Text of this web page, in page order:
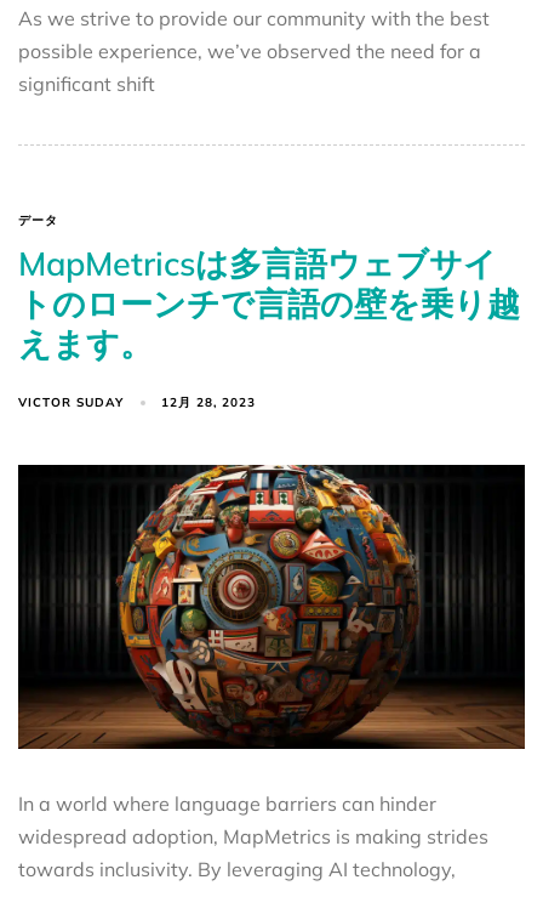
As we strive to provide our community with the best
possible experience, we’ve observed the need for a
significant shift
データ
MapMetricsは多言語ウェブサイ
トのローンチで言語の壁を乗り越
えます。
VICTOR SUDAY 12月 28, 2023
In a world where language barriers can hinder
widespread adoption, MapMetrics is making strides
towards inclusivity. By leveraging AI technology,